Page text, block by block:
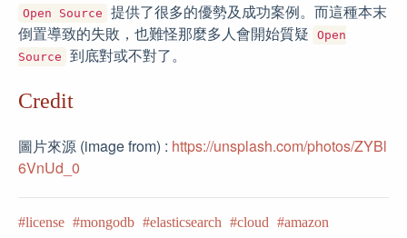
Open Source
提供了很多的優勢及成功案例。而這種本末
倒置導致的失敗，也難怪那麼多人會開始質疑
Open
Source
到底對或不對了。
Credit
圖片來源 (image from) : https://unsplash.com/photos/ZYBl
6VnUd_0
license mongodb elasticsearch cloud amazon